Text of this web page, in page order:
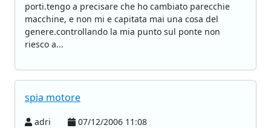
porti.tengo a precisare che ho cambiato parecchie
macchine, e non mi e capitata mai una cosa del
genere.controllando la mia punto sul ponte non
riesco a...
spia motore
adri
07/12/2006 11:08